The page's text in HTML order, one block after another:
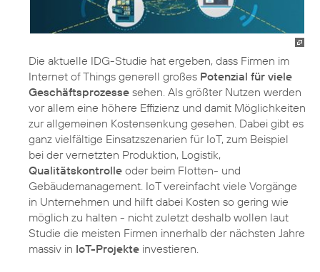
Die aktuelle IDG-Studie hat ergeben, dass Firmen im
Internet of Things generell großes Potenzial für viele
Geschäftsprozesse sehen. Als größter Nutzen werden
vor allem eine höhere Effizienz und damit Möglichkeiten
zur allgemeinen Kostensenkung gesehen. Dabei gibt es
ganz vielfältige Einsatzszenarien für IoT, zum Beispiel
bei der vernetzten Produktion, Logistik,
Qualitätskontrolle oder beim Flotten- und
Gebäudemanagement. IoT vereinfacht viele Vorgänge
in Unternehmen und hilft dabei Kosten so gering wie
möglich zu halten - nicht zuletzt deshalb wollen laut
Studie die meisten Firmen innerhalb der nächsten Jahre
massiv in IoT-Projekte investieren.